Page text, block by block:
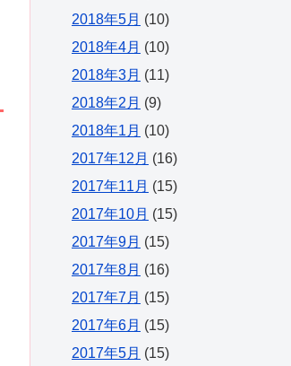
2018年5月 (10)
2018年4月 (10)
2018年3月 (11)
2018年2月 (9)
2018年1月 (10)
2017年12月 (16)
2017年11月 (15)
2017年10月 (15)
2017年9月 (15)
2017年8月 (16)
2017年7月 (15)
2017年6月 (15)
2017年5月 (15)